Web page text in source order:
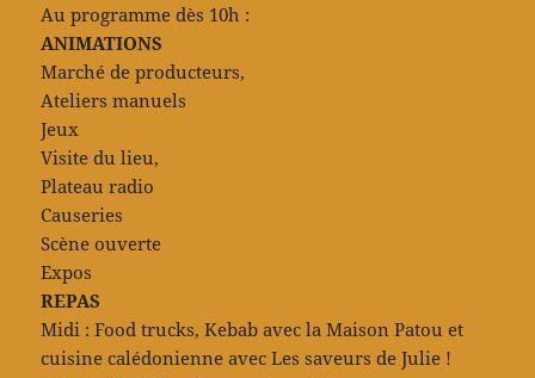
Au programme dès 10h :
ANIMATIONS
Marché de producteurs,
Ateliers manuels
Jeux
Visite du lieu,
Plateau radio
Causeries
Scène ouverte
Expos
REPAS
Midi : Food trucks, Kebab avec la Maison Patou et
cuisine calédonienne avec Les saveurs de Julie !